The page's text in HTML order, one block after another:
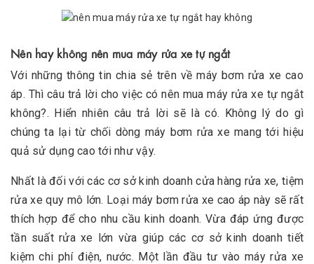
Nên hay không nên mua máy rửa xe tự ngắt
Với những thông tin chia sẻ trên về máy bơm rửa xe cao
áp. Thì câu trả lời cho việc có nên mua máy rửa xe tự ngắt
không?. Hiển nhiên câu trả lời sẽ là có. Không lý do gì
chúng ta lại từ chối dòng máy bơm rửa xe mang tới hiệu
quả sử dụng cao tới như vậy.
Nhất là đối với các cơ sở kinh doanh cửa hàng rửa xe, tiệm
rửa xe quy mô lớn. Loại máy bơm rửa xe cao áp này sẽ rất
thích hợp để cho nhu cầu kinh doanh. Vừa đáp ứng được
tần suất rửa xe lớn vừa giúp các cơ sở kinh doanh tiết
kiệm chi phí điện, nước. Một lần đầu tư vào máy rửa xe